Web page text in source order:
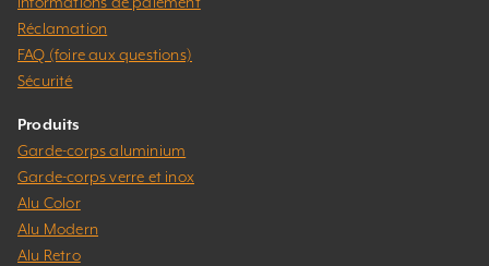
Réclamation
FAQ (foire aux questions)
Sécurité
Produits
Garde-corps aluminium
Garde-corps verre et inox
Alu Color
Alu Modern
Alu Retro